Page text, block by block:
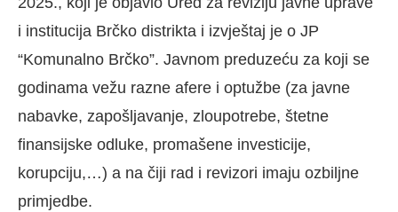
i institucija Brčko distrikta i izvještaj je o JP
“Komunalno Brčko”. Javnom preduzeću za koji se
godinama vežu razne afere i optužbe (za javne
nabavke, zapošljavanje, zloupotrebe, štetne
finansijske odluke, promašene investicije,
korupciju,…) a na čiji rad i revizori imaju ozbiljne
primjedbe.